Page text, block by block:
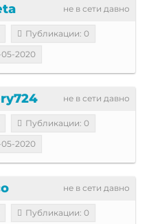
не в сети давно
Публикации: 0
05-2020
не в сети давно
Публикации: 0
05-2020
не в сети давно
Публикации: 0